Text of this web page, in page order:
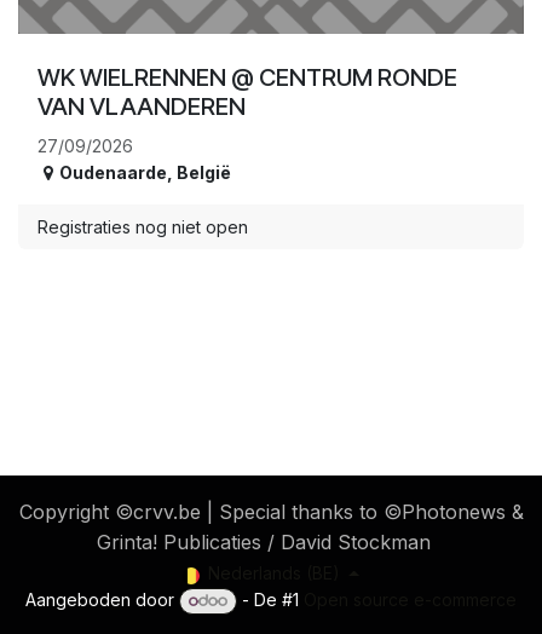
WK WIELRENNEN @ CENTRUM RONDE
VAN VLAANDEREN
27/09/2026
Oudenaarde België
Registraties nog niet open
​ Copyright ©crvv.be | Special thanks to ©Photonews &
Grinta! Publicaties / David Stockman
Aangeboden door
- De #1